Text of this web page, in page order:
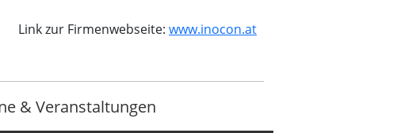
Link zur Firmenwebseite:www.inocon.at
& Veranstaltungen